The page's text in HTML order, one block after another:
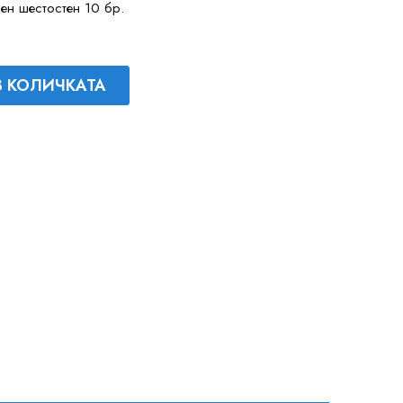
шестостен 10 бр.
КОЛИЧКАТА